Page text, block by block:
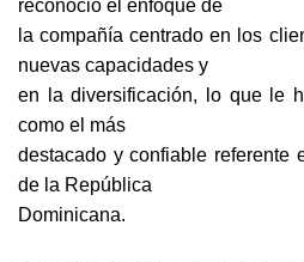
reconoció el enfoque de
la compañía centrado en los
nuevas capacidades y
en la diversificación, lo que le
como el más
destacado y confiable referente
de la República
Dominicana.